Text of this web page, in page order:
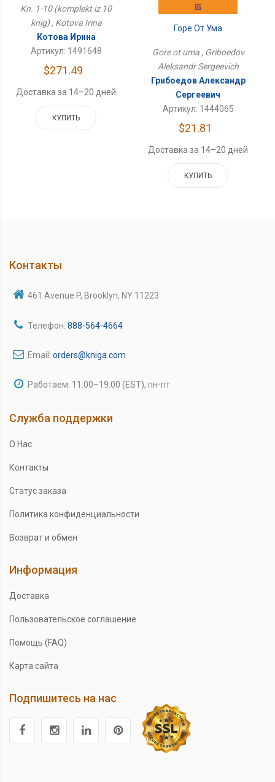
Kn. 1-10 (komplekt iz 10
knig) , Kotova Irina
Котова Ирина
Артикул: 1491648
$271.49
Доставка за 14–20 дней
КУПИТЬ
Горе От Ума
Gore ot uma , Griboedov
Aleksandr Sergeevich
Грибоедов Александр
Сергеевич
Артикул: 1444065
$21.81
Доставка за 14–20 дней
КУПИТЬ
Контакты
461 Avenue P, Brooklyn, NY 11223
Телефон: 888-564-4664
Email: orders@kniga.com
Работаем: 11:00–19:00 (EST), пн-пт
Служба поддержки
О Нас
Контакты
Статус заказа
Политика конфиденциальности
Возврат и обмен
Информация
Доставка
Пользовательское соглашение
Помощь (FAQ)
Карта сайта
Подпишитесь на нас